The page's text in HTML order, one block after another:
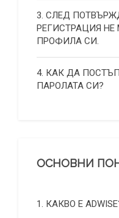
3. СЛЕД
РЕГИСТРАЦИЯ НЕ
ПРОФИЛА СИ.
4. КАК ДА
ПАРОЛАТА СИ?
ОСНОВНИ
1. КАКВО Е